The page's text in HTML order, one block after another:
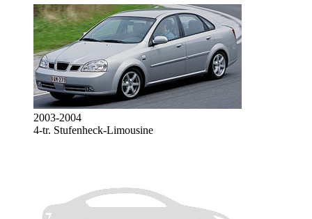
2003-2004
4-tr. Stufenheck-Limousine